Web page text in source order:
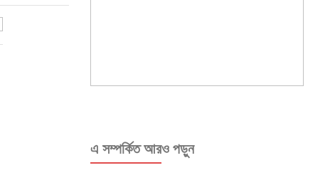
এ সম্পর্কিত আরও পড়ুন